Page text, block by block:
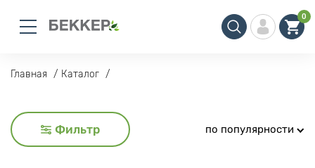
0
Главная Каталог
Фильтр по популярности